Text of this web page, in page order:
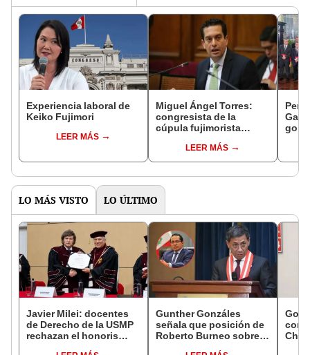
Experiencia laboral de
Keiko Fujimori
LEER MÁS
Miguel Ángel Torres:
congresista de la
cúpula fujimorista
del SenadoLEER MÁS
LO MÁS VISTO LO ÚLTIMO
Javier Milei: docentes
de Derecho de la USMP
rechazan el honoris
Gunther Gonzáles
señala que posición de
Roberto Burneo sobre